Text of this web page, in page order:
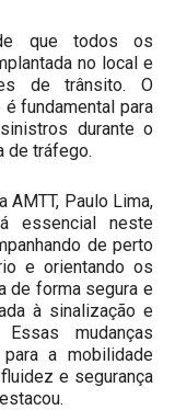
que todos os
no local e
de trânsito. O
fundamental para
durante o
de tráfego.
Paulo Lima,
essencial neste
de perto
e orientando os
de forma segura e
à sinalização e
mudanças
a mobilidade
e segurança